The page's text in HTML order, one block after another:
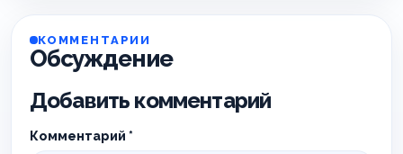
КОММЕНТАРИИ
Обсуждение
Добавить комментарий
Комментарий *